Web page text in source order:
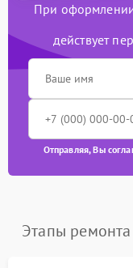
При
действует
Отправляя, Вы
Этапы